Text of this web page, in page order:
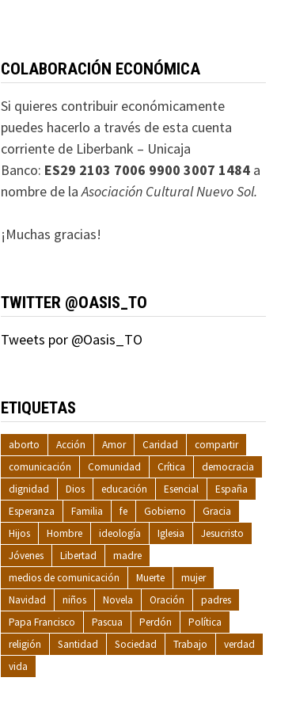
COLABORACIÓN ECONÓMICA
Si quieres contribuir económicamente
puedes hacerlo a través de esta cuenta
corriente de Liberbank – Unicaja
Banco: ES29 2103 7006 9900 3007 1484a
nombre de laAsociación Cultural Nuevo Sol.
¡Muchas gracias!
TWITTER @OASIS_TO
Tweets por @Oasis_TO
ETIQUETAS
aborto Acción Amor Caridad
compartir
comunicación
Comunidad Crítica
democracia
dignidad
Dios educación Esencial
España
Esperanza
Familia fe Gobierno
Gracia
Hijos
Hombre ideología Iglesia
Jesucristo
Jóvenes
Libertad
madre
medios de comunicación
Muerte
mujer
Navidad
niños Novela Oración
padres
Papa Francisco
Pascua Perdón
Política
religión
Santidad Sociedad Trabajo
verdad
vida